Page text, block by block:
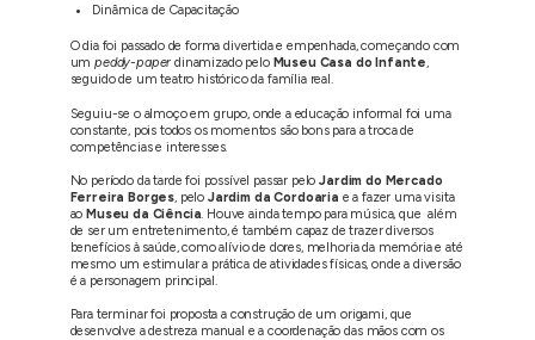
Dinâmica de Capacitação
O dia foi passado de forma divertida e empenhada, começando com
umpeddy-paper dinamizado pelo Museu Casa do Infante,
seguido de um teatro histórico da família real.
Seguiu-se o almoço em grupo, onde a educação informal foi uma
constante, pois todos os momentos são bons para a troca de
competências e interesses.
No período da tarde foi possível passar peloJardim do Mercado
Ferreira Borges, pelo Jardim da Cordoaria e a fazer uma visita
aoMuseu da Ciência. Houve ainda tempo para música, que além
de ser um entretenimento, é também capaz de trazer diversos
benefícios à saúde, como alívio de dores, melhoria da memória e até
mesmo um estimular a prática de atividades físicas, onde a diversão
é a personagem principal.
Para terminar foi proposta a construção de um origami, que
desenvolve a destreza manual e a coordenação das mãos com os